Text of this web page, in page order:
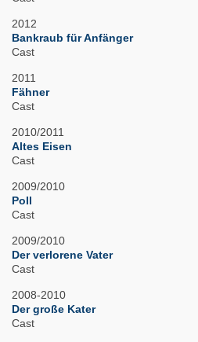
2012
Bankraub für Anfänger
Cast
2011
Fähner
Cast
2010/2011
Altes Eisen
Cast
2009/2010
Poll
Cast
2009/2010
Der verlorene Vater
Cast
2008-2010
Der große Kater
Cast